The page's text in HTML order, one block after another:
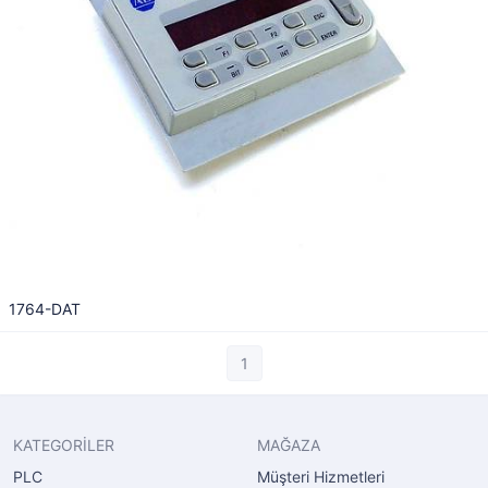
1764-DAT
1
KATEGORİLER
PLC
MAĞAZA
Müşteri Hizmetleri